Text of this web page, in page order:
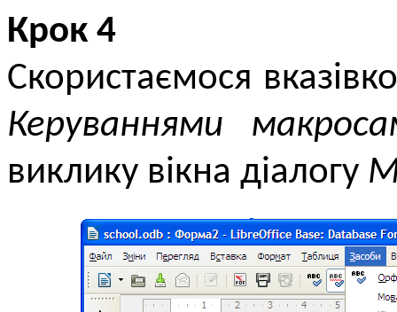
Крок 4
Скористаємося
Керуваннями
виклику вікна діалогу